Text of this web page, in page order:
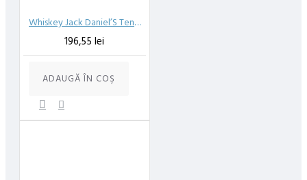
Whiskey Jack Daniel’S Tennesse 40%, 1 l
196,55 lei
ADAUGĂ ÎN COŞ